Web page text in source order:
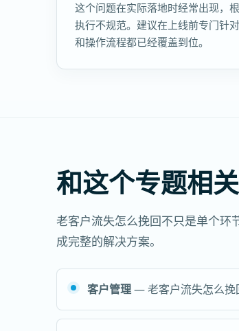
这个问题在实际落地时经常出现，
执行不规范。建议在上线前专门针
和操作流程都已经覆盖到位。
和这个专题相
老客户流失怎么挽回不只是单个环
成完整的解决方案。
客户管理— 老客户流失怎么挽